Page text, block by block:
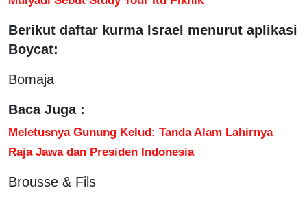
Berikut daftar kurma Israel menurut aplikasi
Boycat:
Bomaja
Baca Juga :
Meletusnya Gunung Kelud: Tanda Alam Lahirnya
Raja Jawa dan Presiden Indonesia
Brousse & Fils